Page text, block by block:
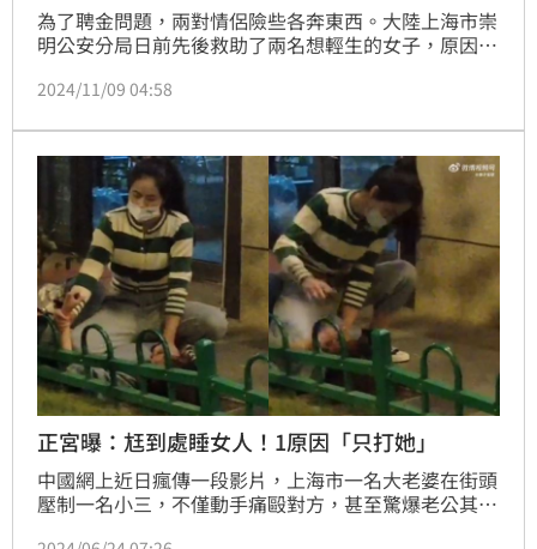
為了聘金問題，兩對情侶險些各奔東西。大陸上海市崇
明公安分局日前先後救助了兩名想輕生的女子，原因都
前隨父母到上海生活，去年工作後與老鄉小李談起了戀
親，女方父母基本同意。
2024/11/09 04:58
正宮曝：尪到處睡女人！1原因「只打她」
中國網上近日瘋傳一段影片，上海市一名大老婆在街頭
壓制一名小三，不僅動手痛毆對方，甚至驚爆老公其實